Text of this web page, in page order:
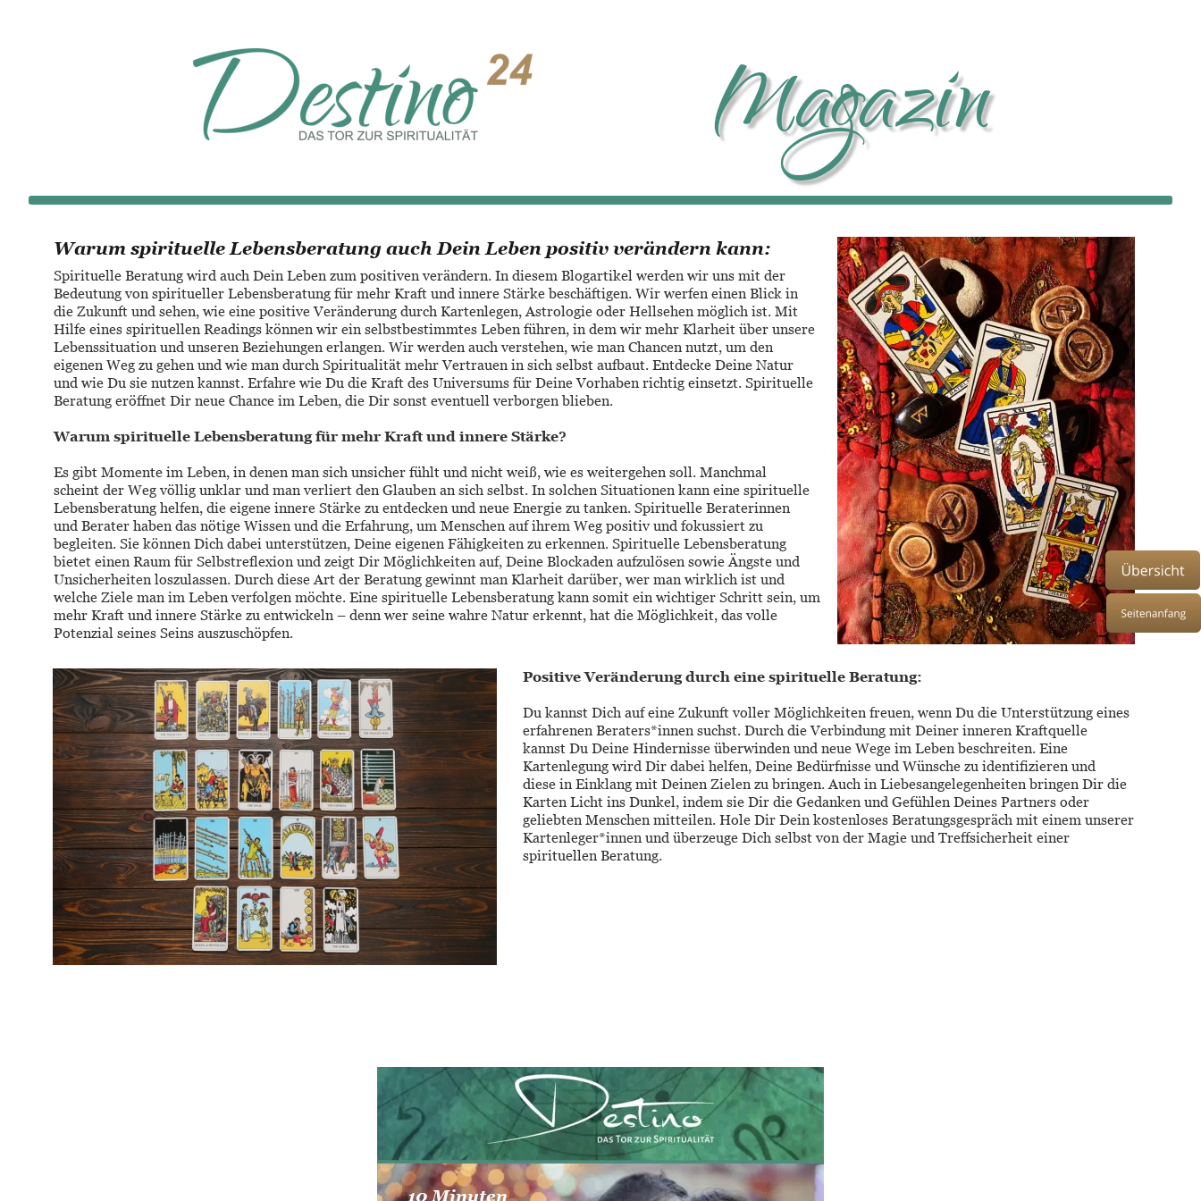
Warum spirituelle Lebensberatung auch Dein Leben positiv verändern kann:
Spirituelle Beratung wird auch Dein Leben zum positiven verändern. In diesem Blogartikel werden wir uns mit der
Bedeutung von spiritueller Lebensberatung für mehr Kraft und innere Stärke beschäftigen. Wir werfen einen Blick in
die Zukunft und sehen, wie eine positive Veränderung durch Kartenlegen, Astrologie oder Hellsehen möglich ist. Mit
Hilfe eines spirituellen Readings können wir ein selbstbestimmtes Leben führen, in dem wir mehr Klarheit über unsere
Lebenssituation und unseren Beziehungen erlangen. Wir werden auch verstehen, wie man Chancen nutzt, um den
eigenen Weg zu gehen und wie man durch Spiritualität mehr Vertrauen in sich selbst aufbaut. Entdecke Deine Natur
und wie Du sie nutzen kannst. Erfahre wie Du die Kraft des Universums für Deine Vorhaben richtig einsetzt. Spirituelle
Beratung eröffnet Dir neue Chance im Leben, die Dir sonst eventuell verborgen blieben.
Warum spirituelle Lebensberatung für mehr Kraft und innere Stärke?
Es gibt Momente im Leben, in denen man sich unsicher fühlt und nicht weiß, wie es weitergehen soll. Manchmal
scheint der Weg völlig unklar und man verliert den Glauben an sich selbst. In solchen Situationen kann eine spirituelle
Lebensberatung helfen, die eigene innere Stärke zu entdecken und neue Energie zu tanken. Spirituelle Beraterinnen
und Berater haben das nötige Wissen und die Erfahrung, um Menschen auf ihrem Weg positiv und fokussiert zu
begleiten. Sie können Dich dabei unterstützen, Deine eigenen Fähigkeiten zu erkennen. Spirituelle Lebensberatung
bietet einen Raum für Selbstreflexion und zeigt Dir Möglichkeiten auf, Deine Blockaden aufzulösen sowie Ängste und
Unsicherheiten loszulassen. Durch diese Art der Beratung gewinnt man Klarheit darüber, wer man wirklich ist und
welche Ziele man im Leben verfolgen möchte. Eine spirituelle Lebensberatung kann somit ein wichtiger Schritt sein, um
mehr Kraft und innere Stärke zu entwickeln – denn wer seine wahre Natur erkennt, hat die Möglichkeit, das volle
Potenzial seines Seins auszuschöpfen.
Positive Veränderung durch eine spirituelle Beratung:
Du kannst Dich auf eine Zukunft voller Möglichkeiten freuen, wenn Du die Unterstützung eines
erfahrenen Beraters*innen suchst. Durch die Verbindung mit Deiner inneren Kraftquelle
kannst Du Deine Hindernisse überwinden und neue Wege im Leben beschreiten. Eine
Kartenlegung wird Dir dabei helfen, Deine Bedürfnisse und Wünsche zu identifizieren und
diese in Einklang mit Deinen Zielen zu bringen. Auch in Liebesangelegenheiten bringen Dir die
Karten Licht ins Dunkel, indem sie Dir die Gedanken und Gefühlen Deines Partners oder
geliebten Menschen mitteilen. Hole Dir Dein kostenloses Beratungsgespräch mit einem unserer
Kartenleger*innen und überzeuge Dich selbst von der Magie und Treffsicherheit einer
spirituellen Beratung.
10 Minuten
Magazin